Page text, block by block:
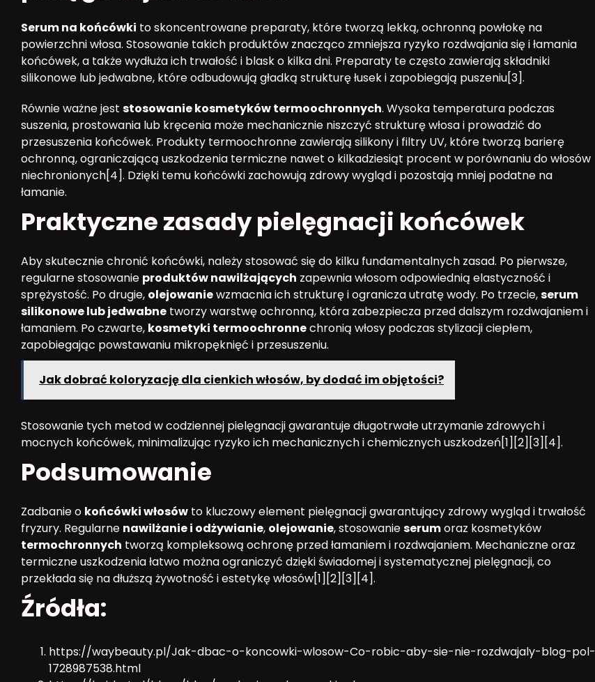
Serum na końcówki to skoncentrowane preparaty, które tworzą lekką, ochronną powłokę na
powierzchni włosa. Stosowanie takich produktów znacząco zmniejsza ryzyko rozdwajania się i łamania
końcówek, a także wydłuża ich trwałość i blask o kilka dni. Preparaty te często zawierają składniki
silikonowe lub jedwabne, które odbudowują gładką strukturę łusek i zapobiegają puszeniu[3].
Równie ważne jest stosowanie kosmetyków termoochronnych. Wysoka temperatura podczas
suszenia, prostowania lub kręcenia może mechanicznie niszczyć strukturę włosa i prowadzić do
przesuszenia końcówek. Produkty termoochronne zawierają silikony i filtry UV, które tworzą barierę
ochronną, ograniczającą uszkodzenia termiczne nawet o kilkadziesiąt procent w porównaniu do włosów
niechronionych[4]. Dzięki temu końcówki zachowują zdrowy wygląd i pozostają mniej podatne na
łamanie.
Praktyczne zasady pielęgnacji końcówek
Aby skutecznie chronić końcówki, należy stosować się do kilku fundamentalnych zasad. Po pierwsze,
regularne stosowanie produktów nawilżających zapewnia włosom odpowiednią elastyczność i
sprężystość. Po drugie, olejowaniewzmacnia ich strukturę i ogranicza utratę wody. Po trzecie,serum
silikonowe lub jedwabne tworzy warstwę ochronną, która zabezpiecza przed dalszym rozdwajaniem i
łamaniem. Po czwarte, kosmetyki termoochronnechronią włosy podczas stylizacji ciepłem,
zapobiegając powstawaniu mikropęknięć i przesuszeniu.
Jak dobrać koloryzację dla cienkich włosów, by dodać im objętości?
Stosowanie tych metod w codziennej pielęgnacji gwarantuje długotrwałe utrzymanie zdrowych i
mocnych końcówek, minimalizując ryzyko ich mechanicznych i chemicznych uszkodzeń[1][2][3][4].
Podsumowanie
Zadbanie o końcówki włosów to kluczowy element pielęgnacji gwarantujący zdrowy wygląd i trwałość
fryzury. Regularne nawilżanie i odżywianie, olejowanie, stosowanieserumoraz kosmetyków
termochronnych tworzą kompleksową ochronę przed łamaniem i rozdwajaniem. Mechaniczne oraz
termiczne uszkodzenia łatwo można ograniczyć dzięki świadomej i systematycznej pielęgnacji, co
przekłada się na dłuższą żywotność i estetykę włosów[1][2][3][4].
Źródła:
https://waybeauty.pl/Jak-dbac-o-koncowki-wlosow-Co-robic-aby-sie-nie-rozdwajaly-blog-pol-
1728987538.html